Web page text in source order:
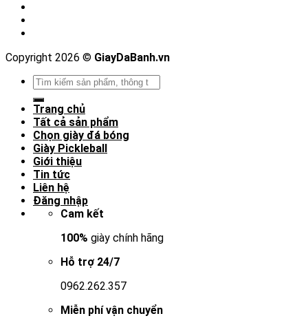
Copyright 2026 © GiayDaBanh.vn
Tìm
kiếm:
Trang chủ
Tất cả sản phẩm
Chọn giày đá bóng
Giày Pickleball
Giới thiệu
Tin tức
Liên hệ
Đăng nhập
Cam kết
100% giày chính hãng
Hỗ trợ 24/7
0962.262.357
Miễn phí vận chuyển